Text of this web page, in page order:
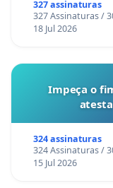
327 assinaturas
327 Assinaturas /
18 Jul 2026
Impeça o
324 assinaturas
324 Assinaturas /
15 Jul 2026